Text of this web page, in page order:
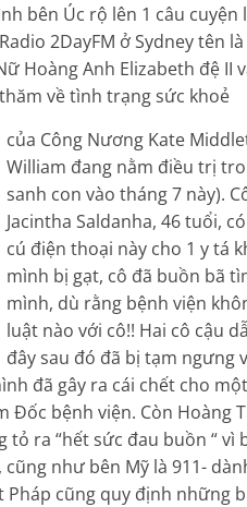
bên Úc rộ lên 1 câu cuyện
2DayFM ở Sydney tên
Hoàng Anh Elizabeth đệ II
về tình trạng sức khoẻ
của Công Nương Kate
William đang nằm điều trị
sanh con vào tháng 7 này).
Jacintha Saldanha, 46 tuổi,
cú điện thoại này cho 1 y tá
mình bị gạt, cô đã buồn bã
mình, dù rằng bệnh viện
luật nào với cô!! Hai cô cậu
đây sau đó đã bị tạm ngưng
đã gây ra cái chết cho
Đốc bệnh viện. Còn Hoàng
ra “hết sức đau buồn “ vì
như bên Mỹ là 911-
Pháp cũng quy định những